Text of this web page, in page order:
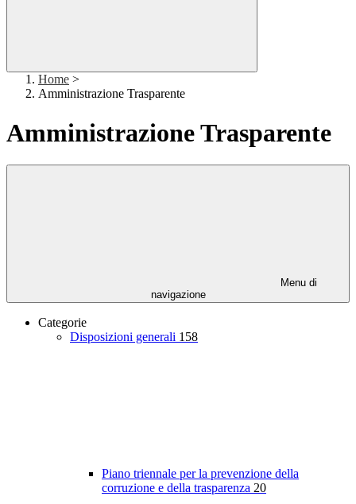
Home >
Amministrazione Trasparente
Amministrazione Trasparente
Menu di
navigazione
Categorie
Disposizioni generali 158
Piano triennale per la prevenzione della
corruzione e della trasparenza 20